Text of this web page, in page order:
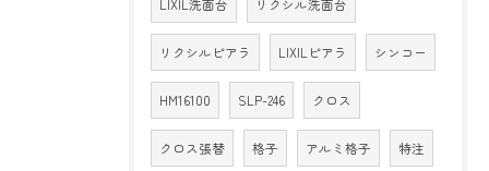
LIXIL洗面台 リクシル洗面台
リクシルピアラ LIXILピアラ シンコー
HM16100 SLP-246 クロス
クロス張替 格子 アルミ格子 特注